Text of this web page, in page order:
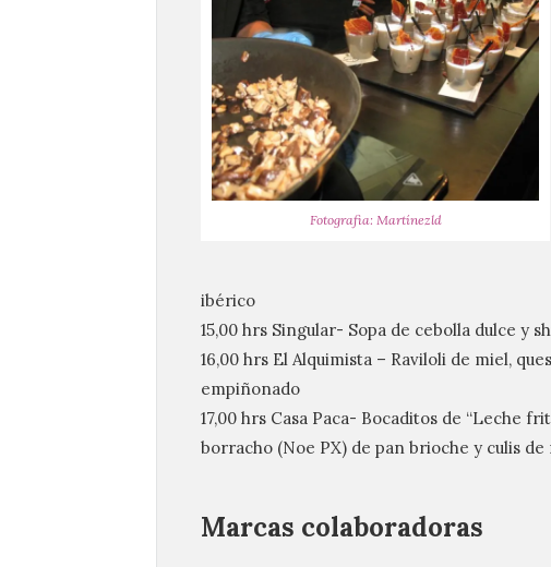
Fotografia: Martínezld
ibérico
15,00 hrs Singular- Sopa de cebolla dulce y
16,00 hrs El Alquimista – Raviloli de miel,
empiñonado
17,00 hrs Casa Paca- Bocaditos de “Leche
borracho (Noe PX) de pan brioche y culis de
Marcas colaboradoras